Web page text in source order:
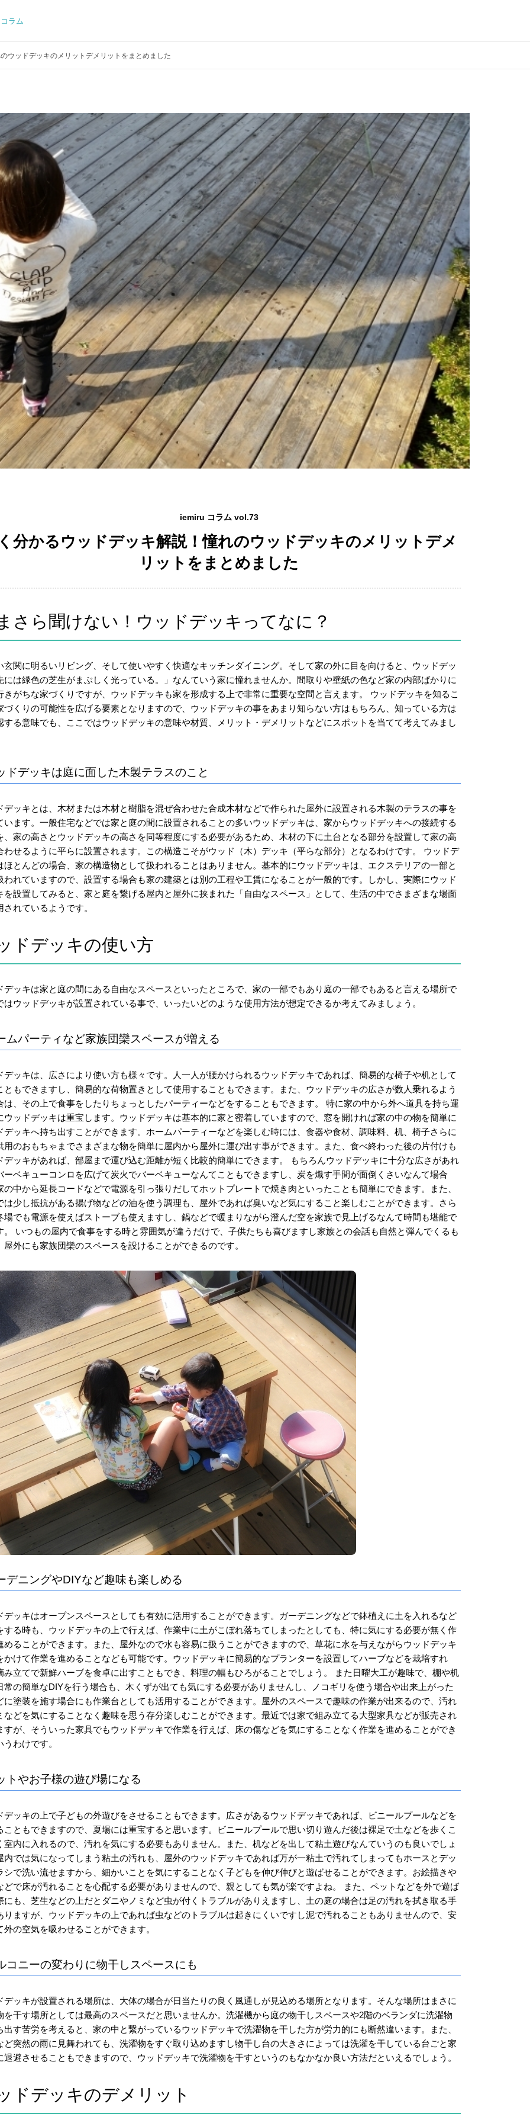
コラム
ウッドデッキのメリットデメリットをまとめました
iemiru コラム vol.73
分かるウッドデッキ解説！憧れのウッドデッキのメリットデメ
リットをまとめました
さら聞けない！ウッドデッキってなに？
玄関に明るいリビング、そして使いやすく快適なキッチンダイニング。そして家の外に目を向けると、ウッドデッ
には緑色の芝生がまぶしく光っている。」なんていう家に憧れませんか。間取りや壁紙の色など家の内部ばかりに
きがちな家づくりですが、ウッドデッキも家を形成する上で非常に重要な空間と言えます。 ウッドデッキを知るこ
づくりの可能性を広げる要素となりますので、ウッドデッキの事をあまり知らない方はもちろん、知っている方は
する意味でも、ここではウッドデッキの意味や材質、メリット・デメリットなどにスポットを当てて考えてみまし
ドデッキは庭に面した木製テラスのこと
デッキとは、木材または木材と樹脂を混ぜ合わせた合成木材などで作られた屋外に設置される木製のテラスの事を
います。一般住宅などでは家と庭の間に設置されることの多いウッドデッキは、家からウッドデッキへの接続する
、家の高さとウッドデッキの高さを同等程度にする必要があるため、木材の下に土台となる部分を設置して家の高
わせるように平らに設置されます。この構造こそがウッド（木）デッキ（平らな部分）となるわけです。 ウッドデ
ほとんどの場合、家の構造物として扱われることはありません。基本的にウッドデッキは、エクステリアの一部と
われていますので、設置する場合も家の建築とは別の工程や工賃になることが一般的です。しかし、実際にウッド
を設置してみると、家と庭を繋げる屋内と屋外に挟まれた「自由なスペース」として、生活の中でさまざまな場面
されているようです。
ドデッキの使い方
デッキは家と庭の間にある自由なスペースといったところで、家の一部でもあり庭の一部でもあると言える場所で
はウッドデッキが設置されている事で、いったいどのような使用方法が想定できるか考えてみましょう。
ムパーティなど家族団欒スペースが増える
デッキは、広さにより使い方も様々です。人一人が腰かけられるウッドデッキであれば、簡易的な椅子や机として
ともできますし、簡易的な荷物置きとして使用することもできます。また、ウッドデッキの広さが数人乗れるよう
は、その上で食事をしたりちょっとしたパーティーなどをすることもできます。 特に家の中から外へ道具を持ち運
ウッドデッキは重宝します。ウッドデッキは基本的に家と密着していますので、窓を開ければ家の中の物を簡単に
デッキへ持ち出すことができます。ホームパーティーなどを楽しむ時には、食器や食材、調味料、机、椅子さらに
用のおもちゃまでさまざまな物を簡単に屋内から屋外に運び出す事ができます。また、食べ終わった後の片付けも
デッキがあれば、部屋まで運び込む距離が短く比較的簡単にできます。 もちろんウッドデッキに十分な広さがあれ
ーベキューコンロを広げて炭火でバーベキューなんてこともできますし、炭を熾す手間が面倒くさいなんて場合
の中から延長コードなどで電源を引っ張りだしてホットプレートで焼き肉といったことも簡単にできます。また、
は少し抵抗がある揚げ物などの油を使う調理も、屋外であれば臭いなど気にすること楽しむことができます。さら
場でも電源を使えばストーブも使えますし、鍋などで暖まりながら澄んだ空を家族で見上げるなんて時間も堪能で
。 いつもの屋内で食事をする時と雰囲気が違うだけで、子供たちも喜びますし家族との会話も自然と弾んでくるも
屋外にも家族団欒のスペースを設けることができるのです。
デニングやDIYなど趣味も楽しめる
デッキはオープンスペースとしても有効に活用することができます。ガーデニングなどで鉢植えに土を入れるなど
する時も、ウッドデッキの上で行えば、作業中に土がこぼれ落ちてしまったとしても、特に気にする必要が無く作
めることができます。また、屋外なので水も容易に扱うことができますので、草花に水を与えながらウッドデッキ
かけて作業を進めることなども可能です。ウッドデッキに簡易的なプランターを設置してハーブなどを栽培すれ
み立てで新鮮ハーブを食卓に出すこともでき、料理の幅もひろがることでしょう。 また日曜大工が趣味で、棚や机
常の簡単なDIYを行う場合も、木くずが出ても気にする必要がありませんし、ノコギリを使う場合や出来上がった
に塗装を施す場合にも作業台としても活用することができます。屋外のスペースで趣味の作業が出来るので、汚れ
などを気にすることなく趣味を思う存分楽しむことができます。最近では家で組み立てる大型家具などが販売され
すが、そういった家具でもウッドデッキで作業を行えば、床の傷などを気にすることなく作業を進めることができ
うわけです。
トやお子様の遊び場になる
デッキの上で子どもの外遊びをさせることもできます。広さがあるウッドデッキであれば、ビニールプールなどを
こともできますので、夏場には重宝すると思います。ビニールプールで思い切り遊んだ後は裸足で土などを歩くこ
室内に入れるので、汚れを気にする必要もありません。また、机などを出して粘土遊びなんていうのも良いでしょ
内では気になってしまう粘土の汚れも、屋外のウッドデッキであれば万が一粘土で汚れてしまってもホースとデッ
シで洗い流せますから、細かいことを気にすることなく子どもを伸び伸びと遊ばせることができます。お絵描きや
どで床が汚れることを心配する必要がありませんので、親としても気が楽ですよね。 また、ペットなどを外で遊ば
にも、芝生などの上だとダニやノミなど虫が付くトラブルがありえますし、土の庭の場合は足の汚れを拭き取る手
りますが、ウッドデッキの上であれば虫などのトラブルは起きにくいですし泥で汚れることもありませんので、安
外の空気を吸わせることができます。
コニーの変わりに物干しスペースにも
デッキが設置される場所は、大体の場合が日当たりの良く風通しが見込める場所となります。そんな場所はまさに
を干す場所としては最高のスペースだと思いませんか。洗濯機から庭の物干しスペースや2階のベランダに洗濯物
出す苦労を考えると、家の中と繋がっているウッドデッキで洗濯物を干した方が労力的にも断然違います。また、
ど突然の雨に見舞われても、洗濯物をすぐ取り込めますし物干し台の大きさによっては洗濯を干している台ごと家
退避させることもできますので、ウッドデッキで洗濯物を干すというのもなかなか良い方法だといえるでしょう。
ドデッキのデメリット